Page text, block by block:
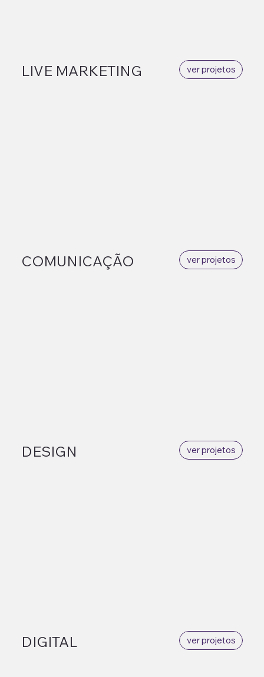
LIVE MARKETING ver projetos
COMUNICAÇÃO ver projetos
DESIGN ver projetos
DIGITAL ver projetos